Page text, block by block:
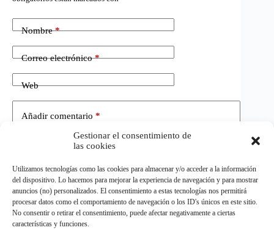
Gestionar el consentimiento de
las cookies
Utilizamos tecnologías como las cookies para almacenar y/o acceder a la información
del dispositivo. Lo hacemos para mejorar la experiencia de navegación y para mostrar
anuncios (no) personalizados. El consentimiento a estas tecnologías nos permitirá
procesar datos como el comportamiento de navegación o los ID's únicos en este sitio.
No consentir o retirar el consentimiento, puede afectar negativamente a ciertas
características y funciones.
Nombre*
Correo electrónico*
Web
Añadir comentario *
Publicar el comentario